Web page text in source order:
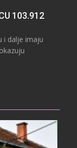
103.912
i dalje imaju